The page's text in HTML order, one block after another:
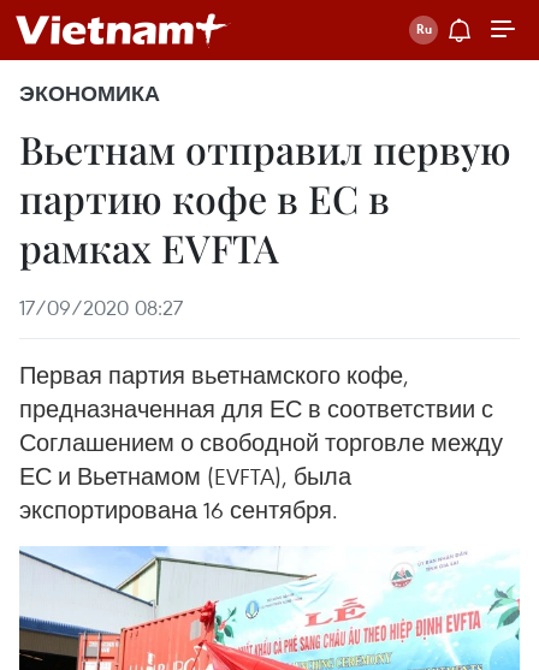
ЭКОНОМИКА
Вьетнам отправил первую
партию кофе в ЕС в
рамках EVFTA
17/09/2020 08:27
Первая партия вьетнамского кофе,
предназначенная для ЕС в соответствии с
Соглашением о свободной торговле между
ЕС и Вьетнамом (EVFTA), была
экспортирована 16 сентября.